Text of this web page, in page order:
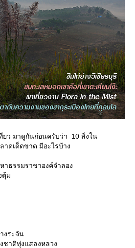
ยว มาดูกันก่อนครับว่า 10 สิ่งใน
ดเด็ดขาด มีอะไรบ้าง
าธรรมราชาองค์จำลอง
ตุ้ม
งระจัน
ชาติทุ่งแสลงหลวง